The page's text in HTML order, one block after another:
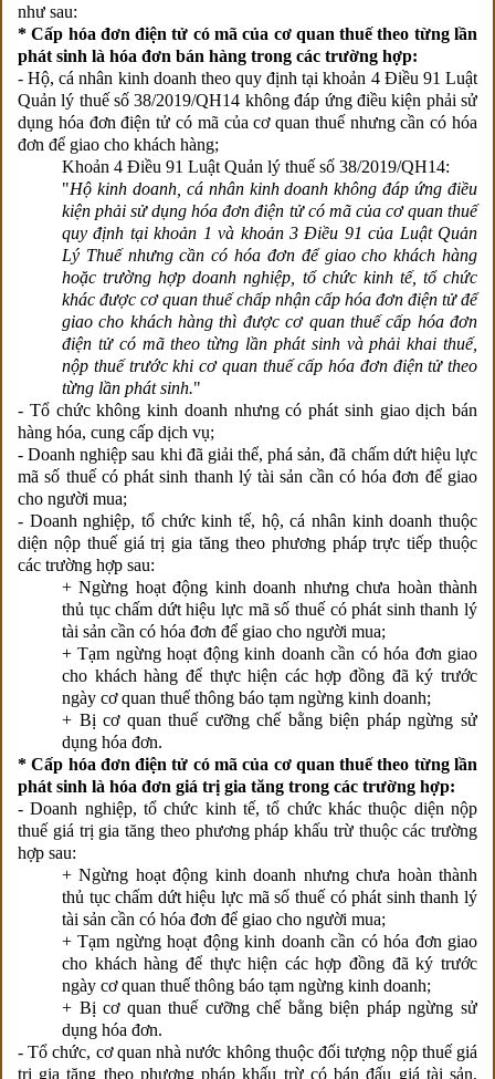
như sau:
* Cấp hóa đơn điện tử có mã của cơ quan thuế theo từng lần
phát sinh là hóa đơn bán hàng trong các trường hợp:
- Hộ, cá nhân kinh doanh theo quy định tại khoản 4 Điều 91 Luật
Quản lý thuế số 38/2019/QH14 không đáp ứng điều kiện phải sử
dụng hóa đơn điện tử có mã của cơ quan thuế nhưng cần có hóa
đơn để giao cho khách hàng;
Khoản 4 Điều 91 Luật Quản lý thuế số 38/2019/QH14:
"Hộ kinh doanh, cá nhân kinh doanh không đáp ứng điều
kiện phải sử dụng hóa đơn điện tử có mã của cơ quan thuế
quy định tại khoản 1 và khoản 3 Điều 91 của Luật Quản
Lý Thuế nhưng cần có hóa đơn để giao cho khách hàng
hoặc trường hợp doanh nghiệp, tổ chức kinh tế, tổ chức
khác được cơ quan thuế chấp nhận cấp hóa đơn điện tử để
giao cho khách hàng thì được cơ quan thuế cấp hóa đơn
điện tử có mã theo từng lần phát sinh và phải khai thuế,
nộp thuế trước khi cơ quan thuế cấp hóa đơn điện tử theo
từng lần phát sinh."
- Tổ chức không kinh doanh nhưng có phát sinh giao dịch bán
hàng hóa, cung cấp dịch vụ;
- Doanh nghiệp sau khi đã giải thể, phá sản, đã chấm dứt hiệu lực
mã số thuế có phát sinh thanh lý tài sản cần có hóa đơn để giao
cho người mua;
- Doanh nghiệp, tổ chức kinh tế, hộ, cá nhân kinh doanh thuộc
diện nộp thuế giá trị gia tăng theo phương pháp trực tiếp thuộc
các trường hợp sau:
+ Ngừng hoạt động kinh doanh nhưng chưa hoàn thành
thủ tục chấm dứt hiệu lực mã số thuế có phát sinh thanh lý
tài sản cần có hóa đơn để giao cho người mua;
+ Tạm ngừng hoạt động kinh doanh cần có hóa đơn giao
cho khách hàng để thực hiện các hợp đồng đã ký trước
ngày cơ quan thuế thông báo tạm ngừng kinh doanh;
+ Bị cơ quan thuế cưỡng chế bằng biện pháp ngừng sử
dụng hóa đơn.
* Cấp hóa đơn điện tử có mã của cơ quan thuế theo từng lần
phát sinh là hóa đơn giá trị gia tăng trong các trường hợp:
- Doanh nghiệp, tổ chức kinh tế, tổ chức khác thuộc diện nộp
thuế giá trị gia tăng theo phương pháp khấu trừ thuộc các trường
hợp sau:
+ Ngừng hoạt động kinh doanh nhưng chưa hoàn thành
thủ tục chấm dứt hiệu lực mã số thuế có phát sinh thanh lý
tài sản cần có hóa đơn để giao cho người mua;
+ Tạm ngừng hoạt động kinh doanh cần có hóa đơn giao
cho khách hàng để thực hiện các hợp đồng đã ký trước
ngày cơ quan thuế thông báo tạm ngừng kinh doanh;
+ Bị cơ quan thuế cưỡng chế bằng biện pháp ngừng sử
dụng hóa đơn.
- Tổ chức, cơ quan nhà nước không thuộc đối tượng nộp thuế giá
trị gia tăng theo phương pháp khấu trừ có bán đấu giá tài sản,